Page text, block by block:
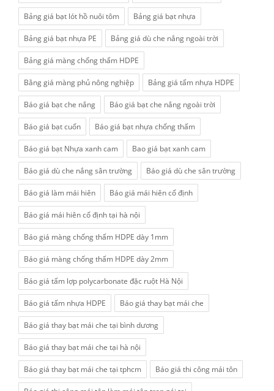
Bảng giá bạt lót hồ nuôi tôm Bảng giá bạt nhựa
Bảng giá bạt nhựa PE Bảng giá dù che nắng ngoài trời
Bảng giá màng chống thấm HDPE
Bằng giá màng phủ nông nghiệp Bảng giá tấm nhựa HDPE
Báo giá bạt che nắng Báo giá bạt che nắng ngoài trời
Báo giá bạt cuốn Báo giá bạt nhựa chống thấm
Báo giá bạt Nhựa xanh cam Bao giá bạt xanh cam
Báo giá dù che nắng sân trường Báo giá dù che sân trường
Báo giá làm mái hiên Báo giá mái hiên cố định
Báo giá mái hiên cố định tại hà nội
Báo giá màng chống thấm HDPE dày 1mm
Báo giá màng chống thấm HDPE dày 2mm
Báo giá tấm lợp polycarbonate đặc ruột Hà Nội
Báo giá tấm nhựa HDPE Báo giá thay bạt mái che
Báo giá thay bạt mái che tại bình dương
Báo giá thay bạt mái che tại hà nội
Báo giá thay bạt mái che tại tphcm Báo giá thi công mái tôn